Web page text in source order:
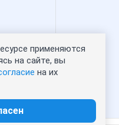
- 0
применяются
на сайте, вы
на их